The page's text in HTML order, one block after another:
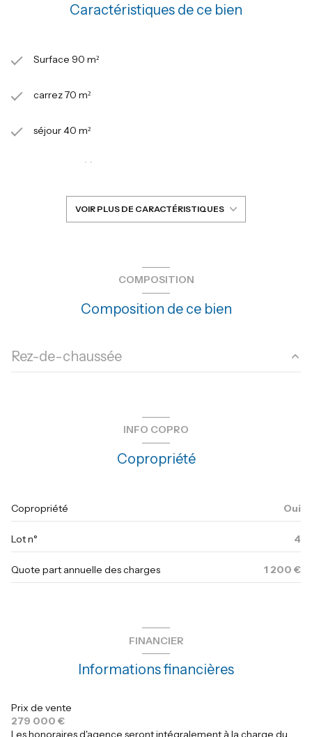
Caractéristiques de ce bien
Surface 90 m²
carrez 70 m²
séjour 40 m²
2 chambre(s)
Chauffage individuel : air pulsé (climatisation)
quartier gare
VOIR PLUS DE CARACTÉRISTIQUES
COMPOSITION
Composition de ce bien
Rez-de-chaussée
INFO COPRO
Copropriété
Copropriété Oui
Lot n° 4
Quote part annuelle des charges 1 200 €
FINANCIER
Informations financières
Prix de vente
279 000 €
Les honoraires d'agence seront intégralement à la charge du